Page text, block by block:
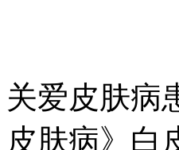
关爱皮肤病
皮肤病》白